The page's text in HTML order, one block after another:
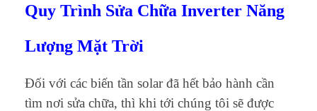
Quy Trình Sửa Chữa Inverter Năng
Lượng Mặt Trời
Đối với các biến tần solar đã hết bảo hành cần
tìm nơi sửa chữa, thì khi tới chúng tôi sẽ được